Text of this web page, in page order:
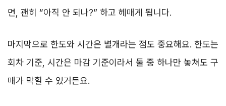
면, 괜히 “아직 안 되나?” 하고 헤매게 됩니다.
마지막으로 한도와 시간은 별개라는 점도 중요해요. 한도는
회차 기준, 시간은 마감 기준이라서 둘 중 하나만 놓쳐도 구
매가 막힐 수 있거든요.